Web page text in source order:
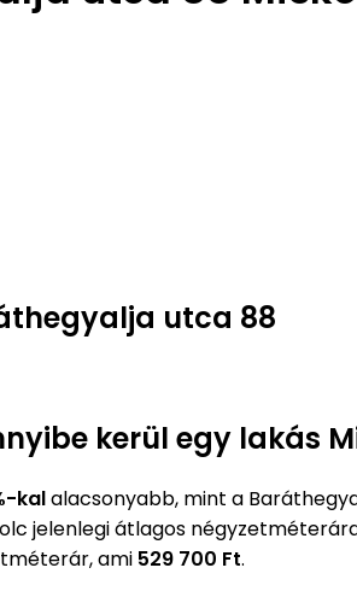
utca 88
kerül egy lakás
kalalacsonyabb, mint a
jelenlegi átlagos
ami 529 700 Ft.